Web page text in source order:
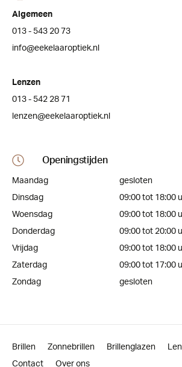
Algemeen
013 - 543 20 73
info@eekelaaroptiek.nl
Lenzen
013 - 542 28 71
lenzen@eekelaaroptiek.nl
Openingstijden
Maandag
gesloten
Dinsdag
09:00 tot 18:00
Woensdag
09:00 tot 18:00
Donderdag
09:00 tot 20:00
Vrijdag
09:00 tot 18:00
Zaterdag
09:00 tot 17:00
Zondag
gesloten
Brillen Zonnebrillen Brillenglazen
Contact
Over ons